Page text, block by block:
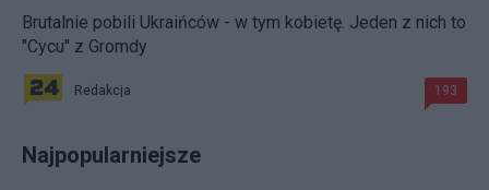
Brutalnie pobili Ukraińców - w tym kobietę. Jeden z nich to
"Cycu" z Gromdy
Redakcja 193
Najpopularniejsze